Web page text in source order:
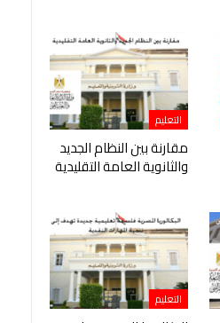
التعليم
مقارنة بين النظام الجديد
والثانوية العامة التقليدية
التعليم